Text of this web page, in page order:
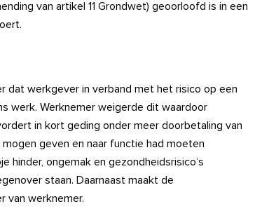
van artikel 11 Grondwet) geoorloofd is in een
dat werkgever in verband met het risico op een
werk. Werknemer weigerde dit waardoor
in kort geding onder meer doorbetaling van
geven en naar functie had moeten
hinder, ongemak en gezondheidsrisico’s
staan. Daarnaast maakt de
van werknemer.